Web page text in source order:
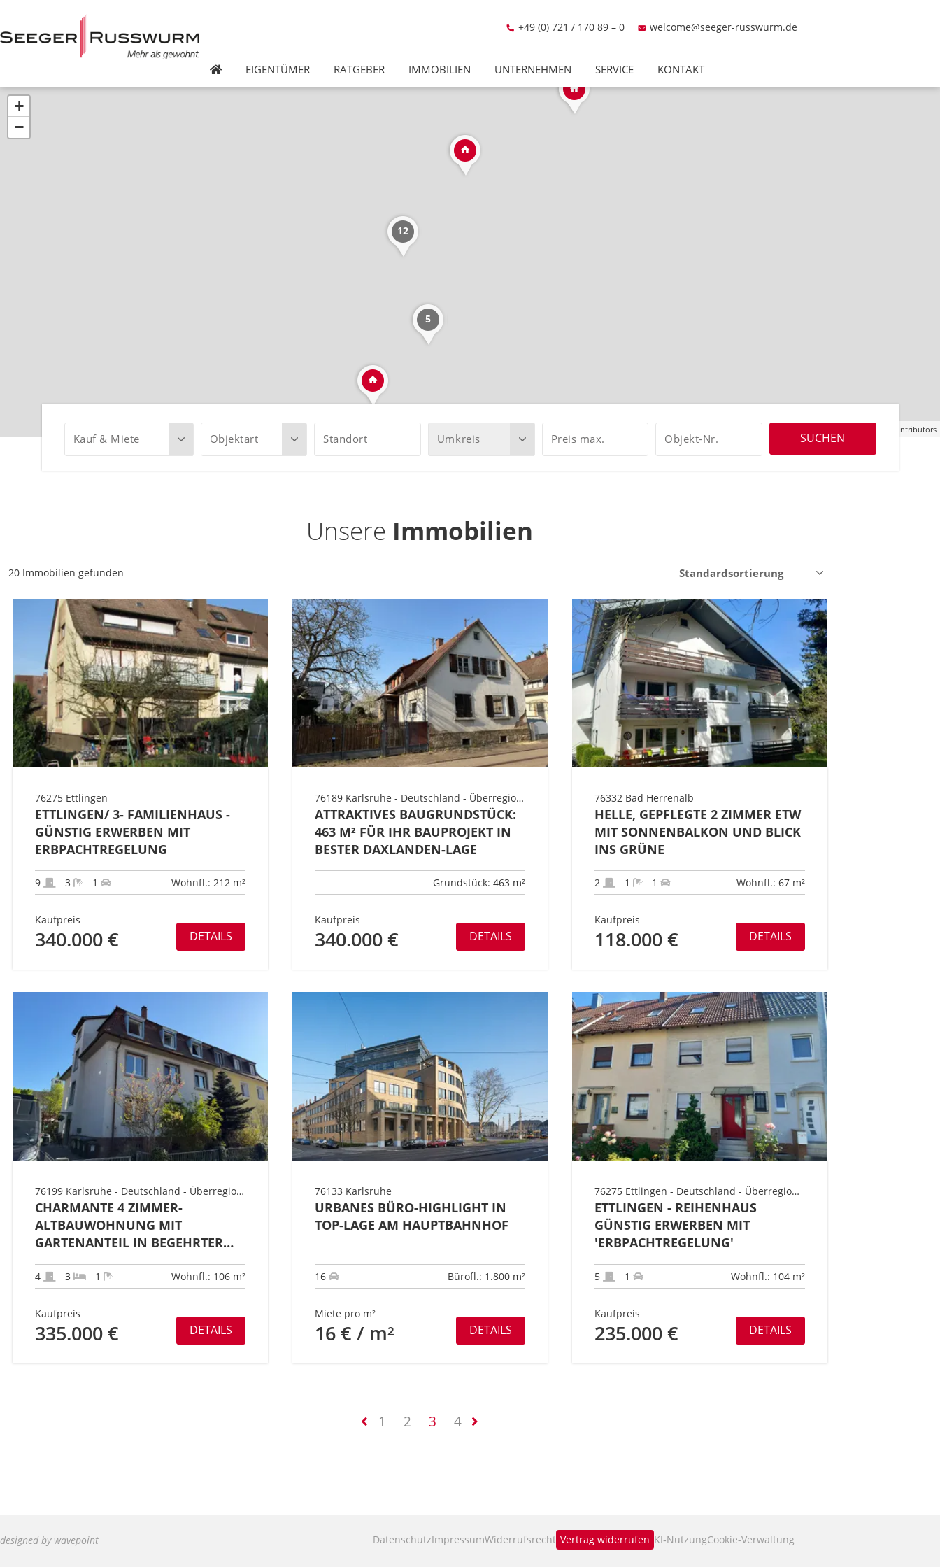
designed by wavepoint DatenschutzImpressumWiderrufsrecht Vertrag widerrufen KI‑NutzungCookie-Verwaltung
+49 (0) 721 / 170 89 – 0 welcome@seeger-russwurm.de
EIGENTÜMER RATGEBER IMMOBILIEN UNTERNEHMEN SERVICE KONTAKT
5
12
+
−
contributors
Kauf & Miete Objektart Standort Umkreis Preis max. Objekt-Nr. SUCHEN
Unsere Immobilien
20 Immobilien gefunden
76275 Ettlingen
ETTLINGEN/ 3- FAMILIENHAUS -
GÜNSTIG ERWERBEN MIT
ERBPACHTREGELUNG
9 3 1 Wohnfl.: 212 m²
Kaufpreis
340.000 € DETAILS
76189 Karlsruhe - Deutschland - Überregional Süd - Baden-Württemberg - Karlsruhe - Westen - Stadtteil Daxlanden
ATTRAKTIVES BAUGRUNDSTÜCK:
463 M² FÜR IHR BAUPROJEKT IN
BESTER DAXLANDEN-LAGE
Grundstück: 463 m²
Kaufpreis
340.000 € DETAILS
76332 Bad Herrenalb
HELLE, GEPFLEGTE 2 ZIMMER ETW
MIT SONNENBALKON UND BLICK
INS GRÜNE
2 1 1 Wohnfl.: 67 m²
Kaufpreis
118.000 € DETAILS
76199 Karlsruhe - Deutschland - Überregional Süd - Baden-Württemberg - Karlsruhe - Süden - Stadtteil Rüppurr
CHARMANTE 4 ZIMMER-
ALTBAUWOHNUNG MIT
GARTENANTEIL IN BEGEHRTER
LAGE VON KARLSRUHE-RÜPPURR
4 3 1 Wohnfl.: 106 m²
Kaufpreis
335.000 € DETAILS
76133 Karlsruhe
URBANES BÜRO-HIGHLIGHT IN
TOP-LAGE AM HAUPTBAHNHOF
16 Bürofl.: 1.800 m²
Miete pro m²
16 € / m² DETAILS
76275 Ettlingen - Deutschland - Überregional Süd - Baden-Württemberg - Landkreis Karlsruhe Süd - Gebiet Ettlingen
ETTLINGEN - REIHENHAUS
GÜNSTIG ERWERBEN MIT
'ERBPACHTREGELUNG'
5 1 Wohnfl.: 104 m²
Kaufpreis
235.000 € DETAILS
1 2 3 4